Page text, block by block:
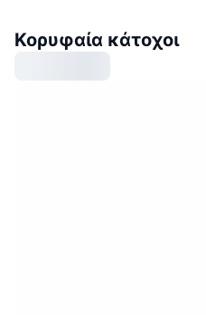
Κορυφαία κάτοχοι